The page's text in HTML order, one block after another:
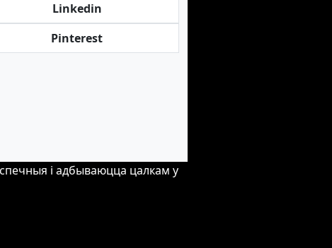
Linkedin
Pinterest
і адбываюцца цалкам у